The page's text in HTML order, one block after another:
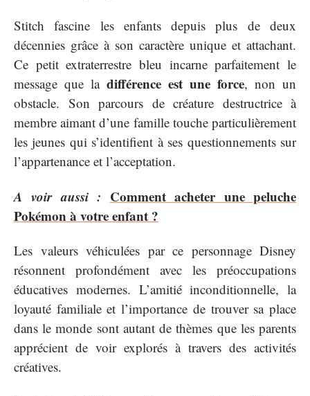
Stitch fascine les enfants depuis plus de deux
décennies grâce à son caractère unique et attachant.
Ce petit extraterrestre bleu incarne parfaitement le
message que la différence est une force, non un
obstacle. Son parcours de créature destructrice à
membre aimant d’une famille touche particulièrement
les jeunes qui s’identifient à ses questionnements sur
l’appartenance et l’acceptation.
A voir aussi : Comment acheter une peluche
Pokémon à votre enfant ?
Les valeurs véhiculées par ce personnage Disney
résonnent profondément avec les préoccupations
éducatives modernes. L’amitié inconditionnelle, la
loyauté familiale et l’importance de trouver sa place
dans le monde sont autant de thèmes que les parents
apprécient de voir explorés à travers des activités
créatives.